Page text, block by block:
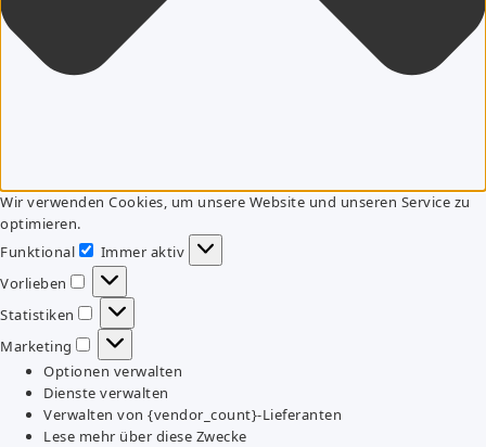
Wir verwenden Cookies, um unsere Website und unseren Service zu
optimieren.
Funktional
Funktional
Immer aktiv
Vorlieben
Vorlieben
Statistiken
Statistiken
Marketing
Marketing
Optionen verwalten
Dienste verwalten
Verwalten von {vendor_count}-Lieferanten
Lese mehr über diese Zwecke